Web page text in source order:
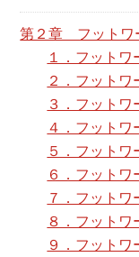
第２章 フットワ
１．フットワ
２．フット
３．フットワ
４．フットワ
５．フットワ
６．フットワ
７．フットワ
８．フットワ
９．フット